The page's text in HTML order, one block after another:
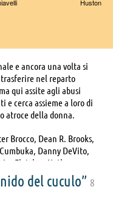
Huston
e ancora una volta si
nel reparto
qui assite agli abusi
cerca assieme a loro di
atroce della donna.
Brocco, Dean R. Brooks,
Danny DeVito,
Fletcher, Nathan
Kay Lee,
Louisa Moritz,
Will Sampson, Mimi
del cuculo” 8